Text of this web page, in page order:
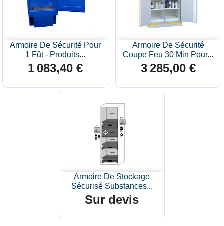
Armoire De Sécurité Pour
1 Fût - Produits...
Prix
1 083,40 €
Armoire De Sécurité
Coupe Feu 30 Min Pour...
Prix
3 285,00 €
Armoire De Stockage
Sécurisé Substances...
Prix
Sur devis